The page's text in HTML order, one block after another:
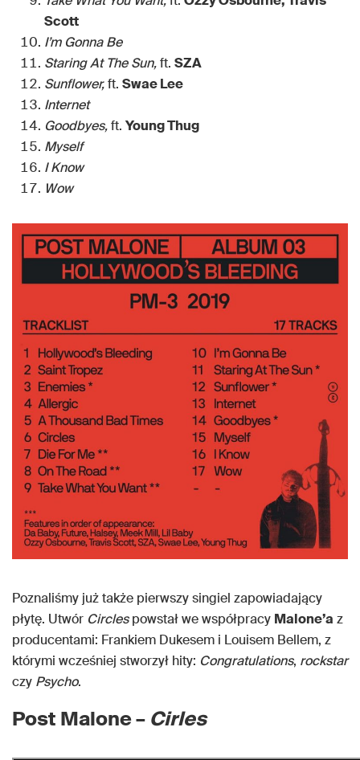
Scott
I’m Gonna Be
Staring At The Sun,ft. SZA
Sunflower,ft. Swae Lee
Internet
Goodbyes,ft. Young Thug
Myself
I Know
Wow
Poznaliśmy już także pierwszy singiel zapowiadający
płytę. Utwór Circlespowstał we współpracy Malone’a z
producentami: Frankiem Dukesem i Louisem Bellem, z
którymi wcześniej stworzył hity: Congratulations, rockstar
czy Psycho.
Post Malone – Cirles